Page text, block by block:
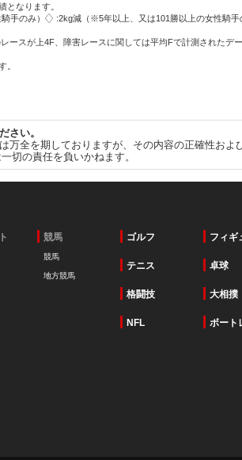
となります。
手のみ）
:2kg減（※5年以上、又は101勝以上の女性騎手
ースが上4F、障害レースに関しては平均Fで計測されたデ
。
さい。
全を期しておりますが、その内容の正確性お
切の責任を負いかねます。
競馬
競馬
地方競馬
ゴルフ フィギ
テニス 卓球
格闘技 大相撲
NFL ボート